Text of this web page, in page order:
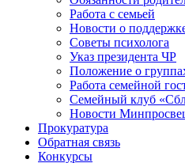
Работа с семьей
Новости о
Советы психолога
Указ президента ЧР
Положение о
Работа семейной
Семейный клуб
Новости
Прокуратура
Обратная связь
Конкурсы